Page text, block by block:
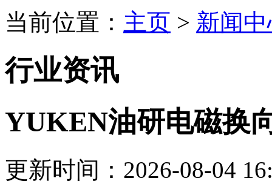
当前位置： 主页 > 新闻
行业资讯
YUKEN油研电磁换
更新时间：2026-08-04